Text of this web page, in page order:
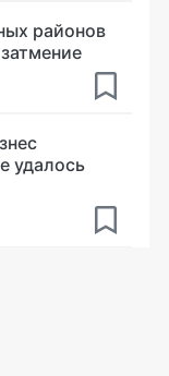
районов
удалось